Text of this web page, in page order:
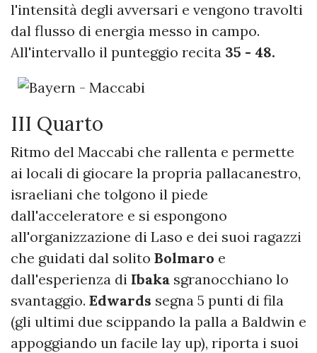
l'intensità degli avversari e vengono travolti
dal flusso di energia messo in campo.
All'intervallo il punteggio recita 35 - 48.
III Quarto
Ritmo del Maccabi che rallenta e permette
ai locali di giocare la propria pallacanestro,
israeliani che tolgono il piede
dall'acceleratore e si espongono
all'organizzazione di Laso e dei suoi ragazzi
che guidati dal solito Bolmaro e
dall'esperienza di Ibaka sgranocchiano lo
svantaggio. Edwards segna 5 punti di fila
(gli ultimi due scippando la palla a Baldwin e
appoggiando un facile lay up), riporta i suoi